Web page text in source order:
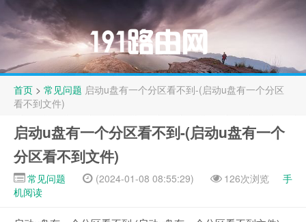
首页 > 常见问题 启动u盘有一个分区看不到-(启动u盘有一个分区
看不到文件)
启动u盘有一个分区看不到-(启动u盘有一个
分区看不到文件)
常见问题 (2024-01-08 08:55:29) 126次浏览
手
机阅读